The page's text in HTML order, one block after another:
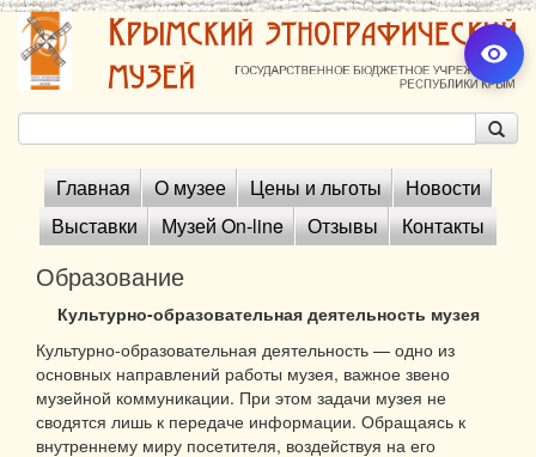
Главная О музее Цены и льготы
Новости
Выставки
Музей On-line Отзывы Контакты
Образование
Культурно-образовательная деятельность музея
Культурно-образовательная деятельность — одно из
основных направлений работы музея, важное звено
музейной коммуникации. При этом задачи музея не
сводятся лишь к передаче информации. Обращаясь к
внутреннему миру посетителя, воздействуя на его